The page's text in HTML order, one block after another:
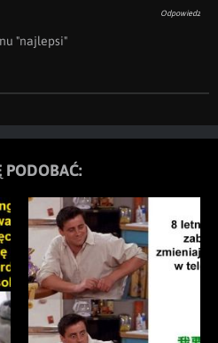
Odpowiedz
"najlepsi"
PODOBAĆ: